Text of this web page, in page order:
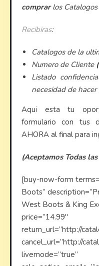
comprarlos
Recibiras:
Catalogos de la
Numero de Cliente
Listado
necesidad de
Aqui esta tu
formulario con tus
AHORA al final para
(Aceptamos Todas
[buy-now-form
Boots”
West Boots & King
price=”14.99″
return_url=”http://
cancel_url=”http://
livemode=”true”